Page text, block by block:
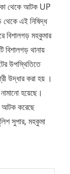
থেকে আটক UP
এই নিষিদ্ধ
বিশালগড় মহকুমার
বিশালগড় থানায়
উপস্থিতিতে
উদ্ধার করা হয় ।
হয়েছে।
আটক করেছে
সুপার, মহকুমা